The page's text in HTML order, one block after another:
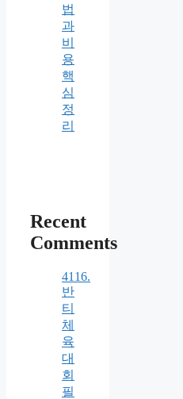
법
과
비
용
핵
심
정
리
Recent
Comments
4116.
반
티
체
육
대
회
필